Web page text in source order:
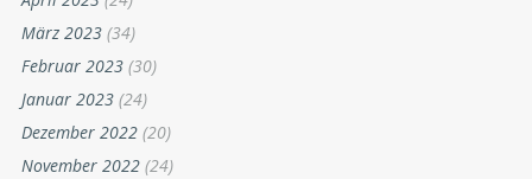
März 2023 (34)
Februar 2023 (30)
Januar 2023 (24)
Dezember 2022 (20)
November 2022 (24)